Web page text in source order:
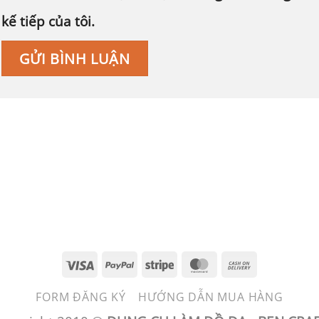
kế tiếp của tôi.
Visa PayPalStripe MasterCard
Delivery
FORM ĐĂNG KÝ HƯỚNG DẪN MUA HÀNG